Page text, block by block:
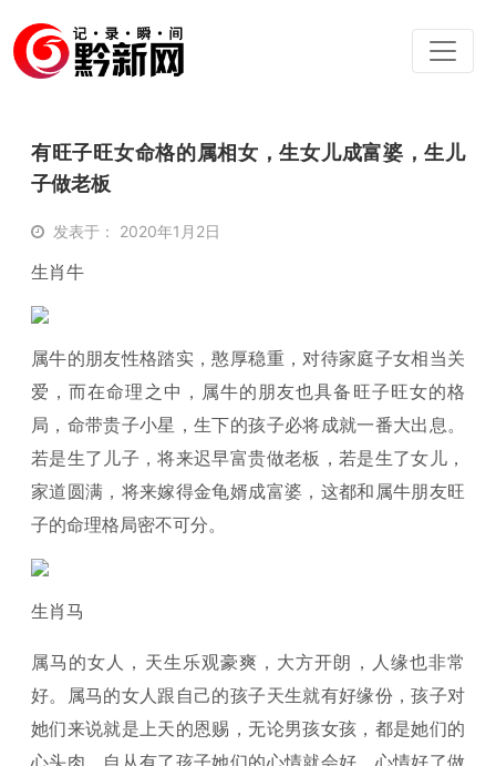
有旺子旺女命格的属相女，生女儿成富婆，生儿
子做老板
发表于： 2020年1月2日
生肖牛
属牛的朋友性格踏实，憨厚稳重，对待家庭子女相当关
爱，而在命理之中，属牛的朋友也具备旺子旺女的格
局，命带贵子小星，生下的孩子必将成就一番大出息。
若是生了儿子，将来迟早富贵做老板，若是生了女儿，
家道圆满，将来嫁得金龟婿成富婆，这都和属牛朋友旺
子的命理格局密不可分。
生肖马
属马的女人，天生乐观豪爽，大方开朗，人缘也非常
好。属马的女人跟自己的孩子天生就有好缘份，孩子对
她们来说就是上天的恩赐，无论男孩女孩，都是她们的
心头肉。自从有了孩子她们的心情就会好，心情好了做